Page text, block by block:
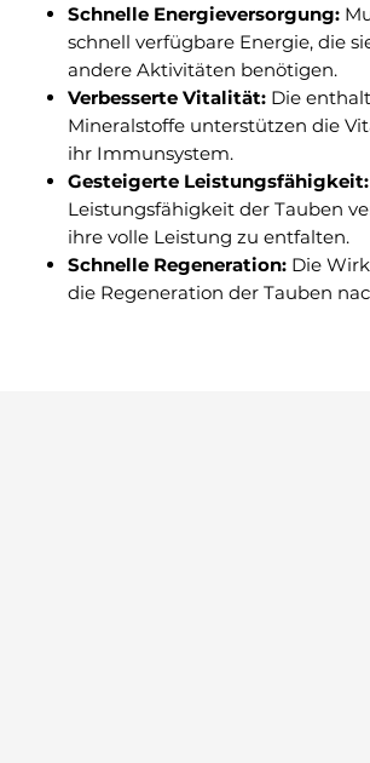
Schnelle Energieversorgung:
schnell verfügbare Energie, die
andere Aktivitäten benötigen.
Verbesserte Vitalität: Die
Mineralstoffe unterstützen die
ihr Immunsystem.
Gesteigerte Leistungsfähigkeit:
Leistungsfähigkeit der Tauben
ihre volle Leistung zu entfalten.
Schnelle Regeneration: Die
die Regeneration der Tauben